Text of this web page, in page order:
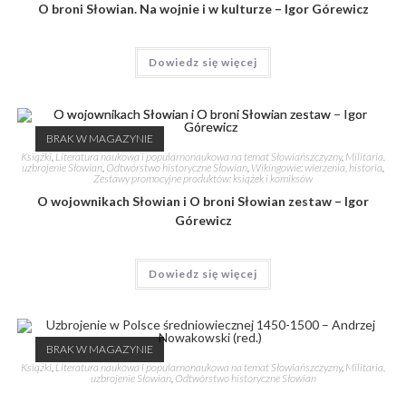
O broni Słowian. Na wojnie i w kulturze – Igor Górewicz
Dowiedz się więcej
BRAK W MAGAZYNIE
Książki Literatura naukowa i popularnonaukowa na temat Słowiańszczyzny, Militaria,
uzbrojenie Słowian Odtwórstwo historyczne Słowian Wikingowie: wierzenia, historia
Zestawy promocyjne produktów: książek i komiksów
O wojownikach Słowian i O broni Słowian zestaw – Igor
Górewicz
Dowiedz się więcej
BRAK W MAGAZYNIE
Książki, Literatura naukowa i popularnonaukowa na temat Słowiańszczyzny, Militaria,
uzbrojenie Słowian, Odtwórstwo historyczne Słowian